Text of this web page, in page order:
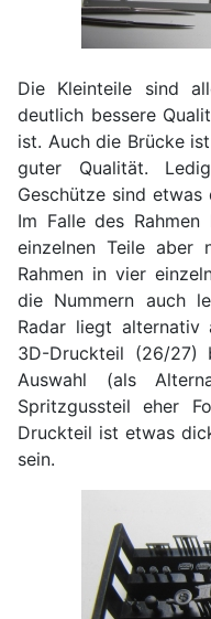
Die Kleinteile sind
deutlich bessere
ist. Auch die Brücke
guter Qualität.
Geschütze sind
Im Falle des
einzelnen Teile aber
Rahmen in vier
die Nummern auch
Radar liegt alternativ
3D-Druckteil (26/27)
Auswahl (als
Spritzgussteil eher
Druckteil ist etwas
sein.